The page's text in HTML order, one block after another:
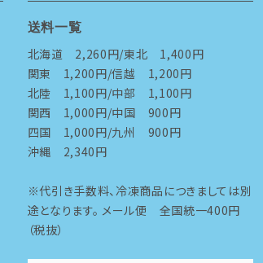
送料一覧
北海道 2,260円/東北 1,400円
関東 1,200円/信越 1,200円
北陸 1,100円/中部 1,100円
関西 1,000円/中国 900円
四国 1,000円/九州 900円
沖縄 2,340円
※代引き手数料、冷凍商品につきましては別
途となります。 メール便 全国統一400円
（税抜）